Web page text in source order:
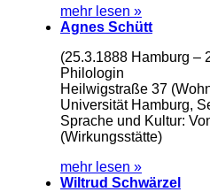
mehr lesen »
Agnes Schütt
(25.3.1888 Hamburg –
Philologin
Heilwigstraße 37
Universität Hamburg,
Sprache und Kultur:
(Wirkungsstätte)
mehr lesen »
Wiltrud Schwärzel